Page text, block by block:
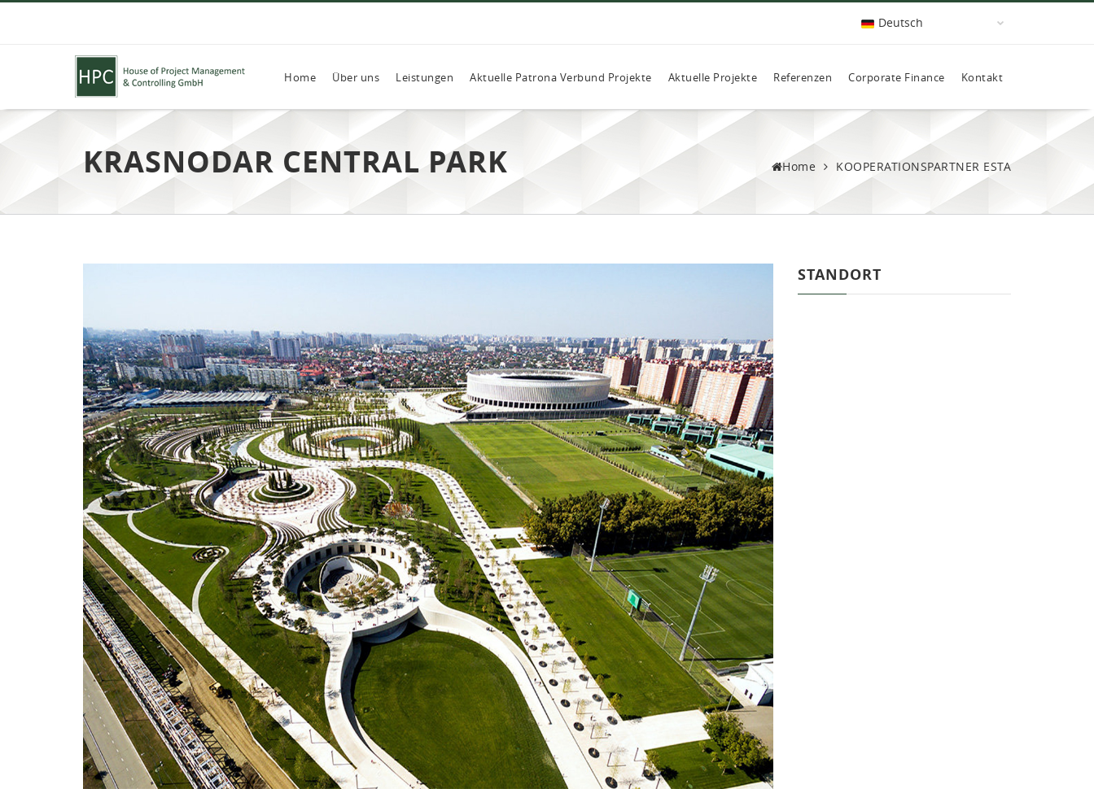
Deutsch
Home Über uns Leistungen Aktuelle Patrona Verbund Projekte Aktuelle Projekte Referenzen Corporate Finance Kontakt
KRASNODAR CENTRAL PARK Home KOOPERATIONSPARTNER ESTA
STANDORT